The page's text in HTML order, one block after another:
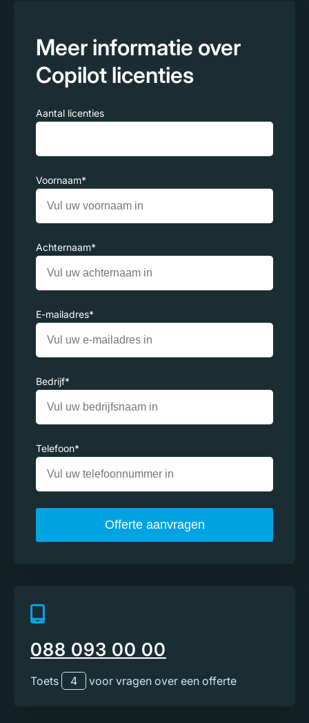
Meer informatie over
Copilot licenties
Aantal licenties
Voornaam*
Achternaam*
E-mailadres*
Bedrijf*
Telefoon*
088 093 00 00
Toets 4 voor vragen over een offerte